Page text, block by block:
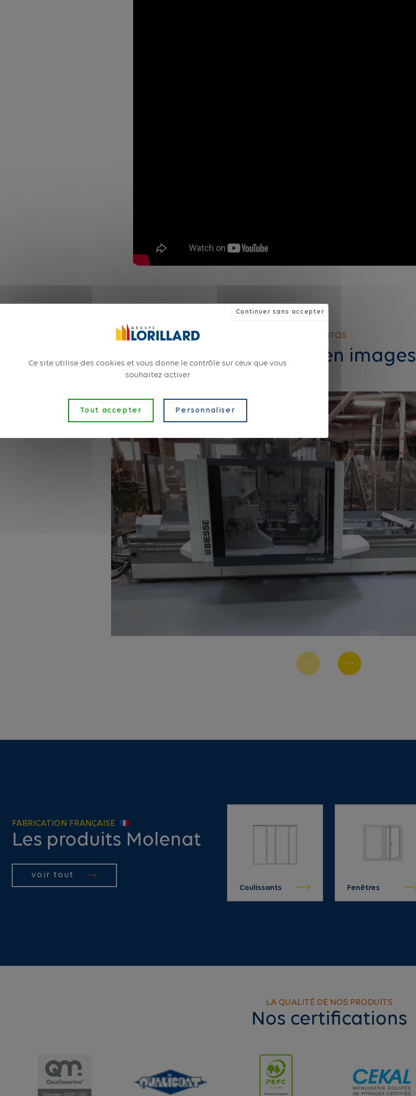
PHOTOS
Molenat en images
FABRICATION FRANÇAISE
Les produits Molenat
voir tout
Coulissants Fenêtres
LA QUALITÉ DE NOS PRODUITS
Nos certifications
Ce site utilise des cookies et vous donne le contrôle sur ceux que vous
souhaitez activer
Tout accepter
Continuer sans accepter
Personnaliser